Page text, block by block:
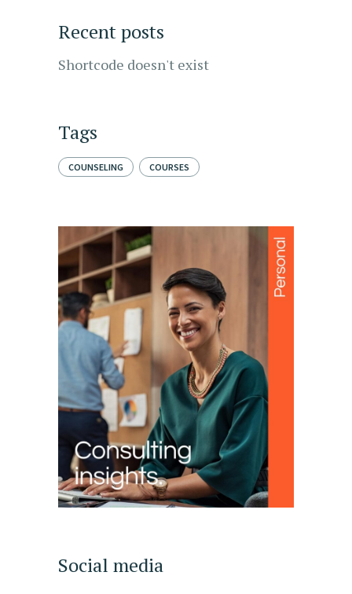
Recent posts
Shortcode doesn't exist
Tags
COUNSELING COURSES
Social media